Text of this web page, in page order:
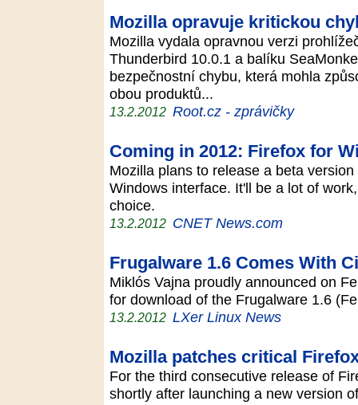
Mozilla opravuje kritickou
Mozilla vydala opravnou verzi
Thunderbird 10.0.1 a balíku
bezpečnostní chybu, která mohla
obou produktů...
13.2.2012 Root.cz - zprávičky
Coming in 2012: Firefox for
Mozilla plans to release a beta
Windows interface. It'll be a lot of
choice.
13.2.2012 CNET News.com
Frugalware 1.6 Comes With
Miklós Vajna proudly announced on
for download of the Frugalware 1.6
13.2.2012 LXer Linux News
Mozilla patches critical
For the third consecutive release of
shortly after launching a new version